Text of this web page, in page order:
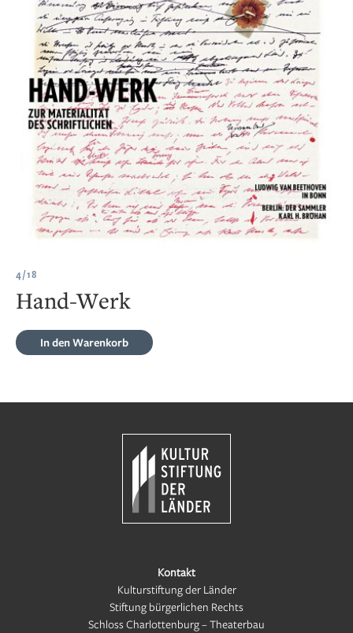
4/18
Hand-Werk
In den Warenkorb
Kontakt
Kulturstiftung der Länder
Stiftung bürgerlichen Rechts
Schloss Charlottenburg – Theaterbau